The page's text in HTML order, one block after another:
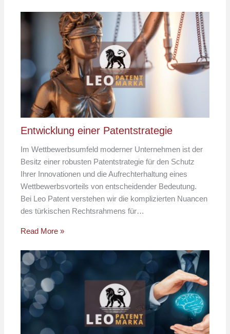
Entwicklung einer Patentstrategie
Im Wettbewerbsumfeld moderner Unternehmen ist der
Besitz einer robusten Patentstrategie für den Schutz
Ihrer Innovationen und die Aufrechterhaltung eines
Wettbewerbsvorteils von entscheidender Bedeutung.
Bei Leo Patent verstehen wir die komplizierten Nuancen
des türkischen Rechtsrahmens für…
Read More »